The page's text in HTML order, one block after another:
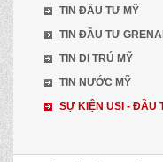
TIN ĐẦU TƯ MỸ
TIN ĐẦU TƯ
TIN DI TRÚ MỸ
TIN NƯỚC MỸ
SỰ KIỆN USI - ĐẦU